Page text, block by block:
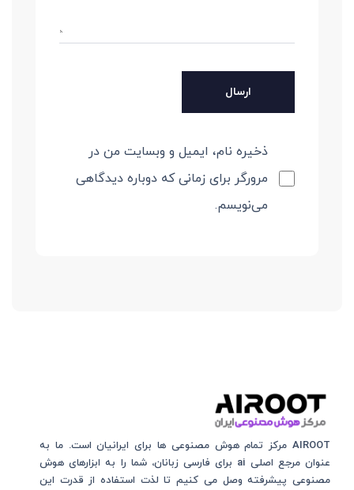
ذخیره نام، ایمیل و وبسایت من در
مرورگر برای زمانی که دوباره دیدگاهی
می‌نویسم.
AIROOT مرکز تمام هوش مصنوعی‌‌‌ ها برای ایرانیان است. ما به
عنوان مرجع اصلی ai برای فارسی زبانان، شما را به ابزارهای هوش
مصنوعی پیشرفته وصل می کنیم تا لذت استفاده از قدرت این